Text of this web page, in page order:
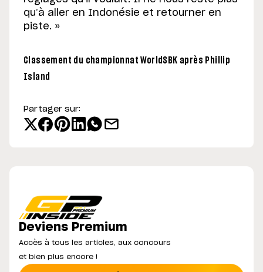
qu’à aller en Indonésie et retourner en
piste. »
Classement du championnat WorldSBK après Phillip
Island
Partager sur:
Deviens Premium
Accès à tous les articles, aux concours
et bien plus encore !